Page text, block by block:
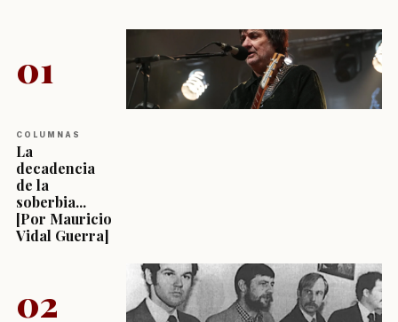
01
COLUMNAS
La
decadencia
de la
soberbia...
[Por Mauricio
Vidal Guerra]
02